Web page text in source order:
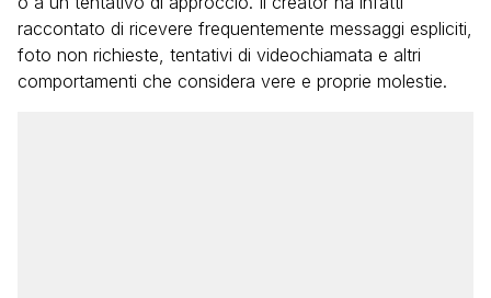
raccontato di ricevere frequentemente messaggi espliciti,
foto non richieste, tentativi di videochiamata e altri
comportamenti che considera vere e proprie molestie.